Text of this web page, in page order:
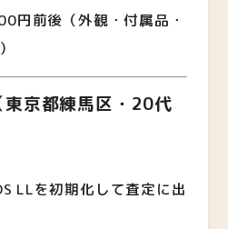
円前後（外観・付属品・
京都練馬区・20代
LLを初期化して査定に出